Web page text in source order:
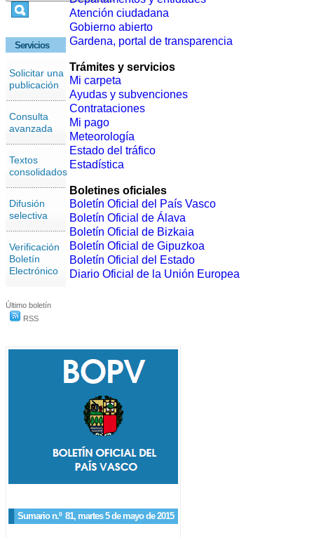
Servicios
Solicitar una
publicación
Consulta
avanzada
Textos
consolidados
Difusión
selectiva
Verificación
Boletín
Electrónico
Último boletín
RSS
Sumario n.º 81, martes 5 de mayo de 2015
Atención ciudadana
Gobierno abierto
Gardena, portal de transparencia
Trámites y servicios
Mi carpeta
Ayudas y subvenciones
Contrataciones
Mi pago
Meteorología
Estado del tráfico
Estadística
Boletines oficiales
Boletín Oficial del País Vasco
Boletín Oficial de Álava
Boletín Oficial de Bizkaia
Boletín Oficial de Gipuzkoa
Boletín Oficial del Estado
Diario Oficial de la Unión Europea